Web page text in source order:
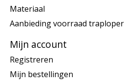
Materiaal
Aanbieding voorraad traploper
Mijn account
Registreren
Mijn bestellingen